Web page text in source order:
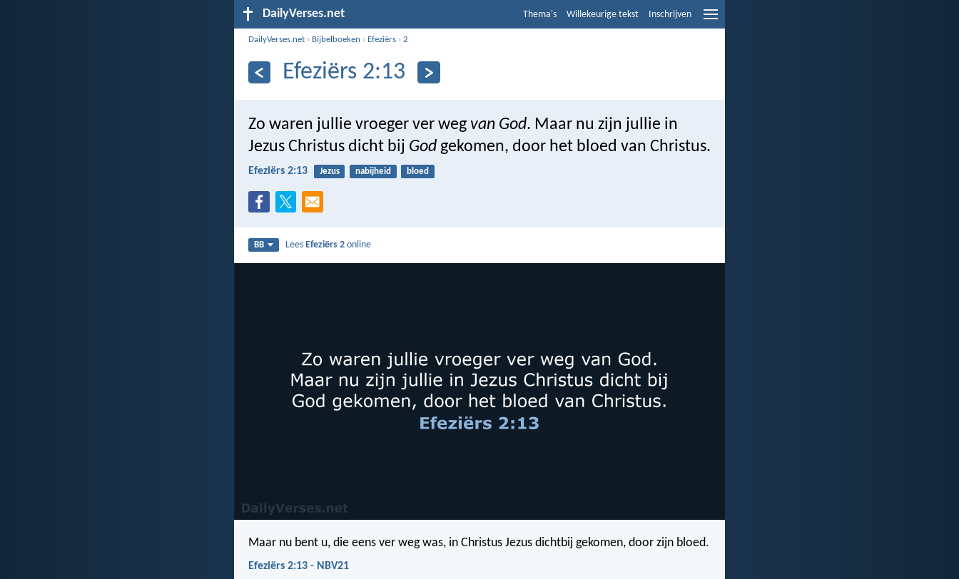
DailyVerses.net Thema's Willekeurige tekst Inschrijven
DailyVerses.net › Bijbelboeken › Efeziërs ›2
Efeziërs 2:13
Zo waren jullie vroeger ver weg van God. Maar nu zijn jullie in
Jezus Christus dicht bij God gekomen, door het bloed van Christus.
Efeziërs 2:13 Jezus nabijheid bloed
BB LeesEfeziërs 2 online
Maar nu bent u, die eens ver weg was, in Christus Jezus dichtbij gekomen, door zijn bloed.
Efeziërs 2:13 - NBV21